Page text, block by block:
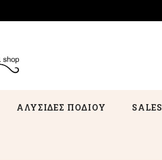
ΑΛΥΣΙΔΕΣ ΠΟΔΙΟΥ SALES